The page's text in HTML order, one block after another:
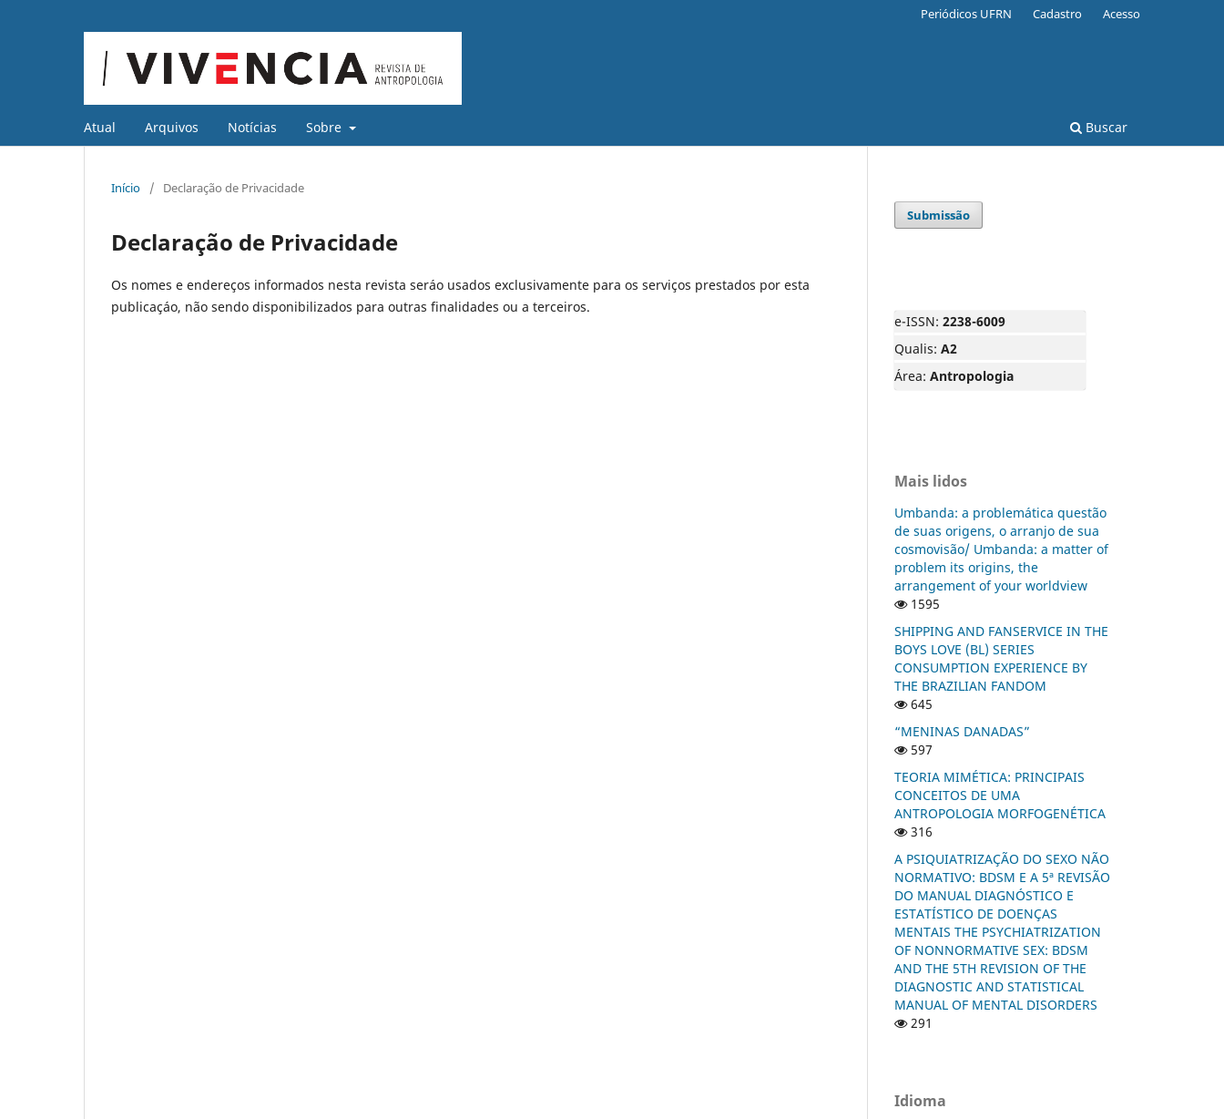
Atual Arquivos Notícias Sobre Buscar
Periódicos UFRN Cadastro Acesso
Início / Declaração de Privacidade
Declaração de Privacidade
Os nomes e endereços informados nesta revista seráo usados exclusivamente para os serviços prestados por esta
publicaçáo, não sendo disponibilizados para outras finalidades ou a terceiros.
Submissão
e-ISSN: 2238-6009
Qualis: A2
Área: Antropologia
Mais lidos
Umbanda: a problemática questão
de suas origens, o arranjo de sua
cosmovisão/ Umbanda: a matter of
problem its origins, the
arrangement of your worldview
1595
SHIPPING AND FANSERVICE IN THE
BOYS LOVE (BL) SERIES
CONSUMPTION EXPERIENCE BY
THE BRAZILIAN FANDOM
645
“MENINAS DANADAS”
597
TEORIA MIMÉTICA: PRINCIPAIS
CONCEITOS DE UMA
ANTROPOLOGIA MORFOGENÉTICA
316
A PSIQUIATRIZAÇÃO DO SEXO NÃO
NORMATIVO: BDSM E A 5ª REVISÃO
DO MANUAL DIAGNÓSTICO E
ESTATÍSTICO DE DOENÇAS
MENTAIS THE PSYCHIATRIZATION
OF NONNORMATIVE SEX: BDSM
AND THE 5TH REVISION OF THE
DIAGNOSTIC AND STATISTICAL
MANUAL OF MENTAL DISORDERS
291
Idioma